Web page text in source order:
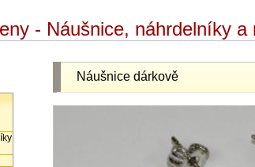
- Náušnice, náhrdelníky
Náušnice dárkově